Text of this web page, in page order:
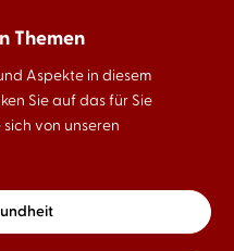
Themen
Aspekte in diesem
Sie auf das für Sie
von unseren